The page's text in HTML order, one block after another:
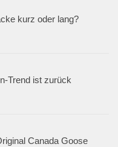
kurz oder lang?
Trend ist zurück
Canada Goose